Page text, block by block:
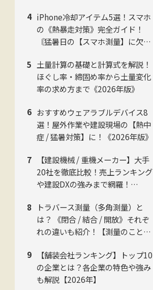
iPhone冷却アイテム5選！スマホ
の《熱暴走対策》完全ガイド！
〘猛暑日の【スマホ測量】に欠か
土量計算の基礎と計算式を解説！
ほぐし率・締固め率から土量変化
率の求め方まで《2026年版》
おすすめウェアラブルデバイス8
選！屋外作業や建設現場の【熱中
症 / 猛暑対策】に！《2026年版》
【建設機械 / 重機メーカー】大手
20社を徹底比較！売上ランキング
や建設DXの強みまで網羅！
トラバース測量（多角測量）と
は？ 《閉合 / 結合 / 開放》それぞ
れの違いも紹介！【測量のことイ
【舗装会社ランキング】トップ10
の企業とは？各企業の特色や強み
も解説【2026年】